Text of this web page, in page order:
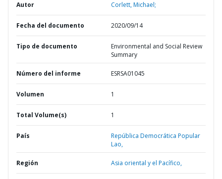
Autor Corlett, Michael;
Fecha del documento 2020/09/14
Tipo de documento
Environmental and Social Review
Summary
Número del informe ESRSA01045
Volumen 1
Total Volume(s) 1
País
República Democrática Popular
Lao,
Región Asia oriental y el Pacífico,